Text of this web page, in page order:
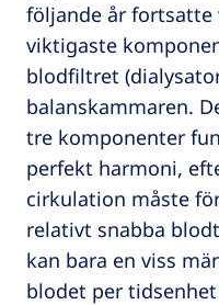
följande år
viktigaste
blodfiltret
balanskammaren.
tre komponenter
perfekt harmoni,
cirkulation måste
relativt snabba
kan bara en viss
blodet per